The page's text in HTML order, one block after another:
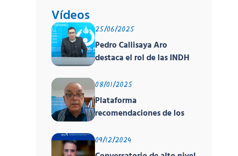
Vídeos
25/06/2025
Pedro Callisaya Aro
destaca el rol de las INDH
global sobre derechos
humanos organizado por
PNUD, la OACNUDH y la
08/01/2025
Plataforma
recomendaciones de los
el EPU
09/12/2024